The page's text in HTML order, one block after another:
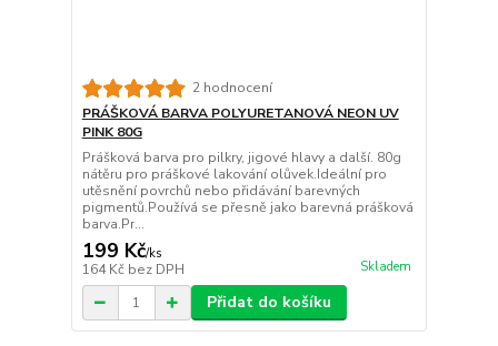
2 hodnocení
PRÁŠKOVÁ BARVA POLYURETANOVÁ NEON UV
PINK 80G
Prášková barva pro pilkry, jigové hlavy a další. 80g
nátěru pro práškové lakování olůvek.Ideální pro
utěsnění povrchů nebo přidávání barevných
pigmentů.Používá se přesně jako barevná prášková
barva.Pr...
199 Kč/ks
164 Kč bez DPH Skladem
Přidat do košíku